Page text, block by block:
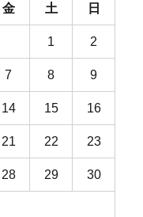
金 土 日
1 2
7 8 9
14 15 16
21 22 23
28 29 30